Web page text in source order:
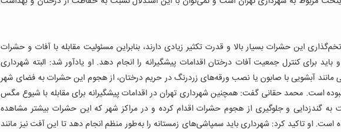
این حشرات بسیار بالا و قدرت تکثیر زیادی دارند، بنابراین مسئولیت مقابله با آفات و حشرات
برای کنترل جمعیت آفات درختان اقدامات پیشگیرانه را انجام دهد. او یادآور شد: البته شهرداری
مانند آبشویی با صابون یا نصب ورقه‌های زردرنگ در حریم درختان، از هجوم این حشرات به فضای شهر
نبوده است. محمد حقانی گفت: همچنین شهرداری تهران در اقدامات پیشگیرانه برای مقابله با شیوع مگس
گندزدایی و جلوگیری از هجوم حشرات اقدام کرده و در مراکز شهر که این حشرات بیشتر مشاهده
است. او تاکید کرد: شهرداری باید سمپاشی‌های زمستانه را به‌طور منظم انجام دهد تا این آفت نیز مانند